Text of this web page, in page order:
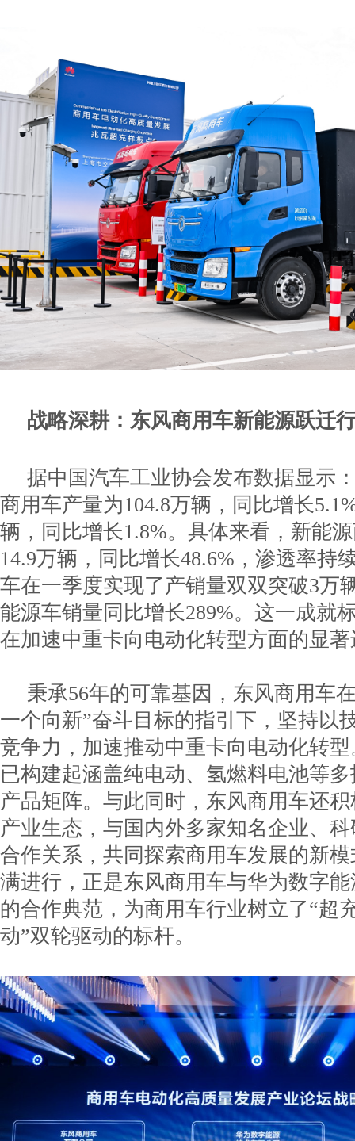
战略深耕：东风商用车新能源跃迁
据中国汽车工业协会发布数据显示
商用车产量为104.8万辆，同比增长
辆，同比增长1.8%。具体来看，新能
14.9万辆，同比增长48.6%，渗透率持
车在一季度实现了产销量双双突破3万
能源车销量同比增长289%。这一成就
在加速中重卡向电动化转型方面的显
秉承56年的可靠基因，东风商用车
一个向新”奋斗目标的指引下，坚持以
竞争力，加速推动中重卡向电动化转
已构建起涵盖纯电动、氢燃料电池等
产品矩阵。与此同时，东风商用车还
产业生态，与国内外多家知名企业、
合作关系，共同探索商用车发展的新
满进行，正是东风商用车与华为数字
的合作典范，为商用车行业树立了“超
动”双轮驱动的标杆。